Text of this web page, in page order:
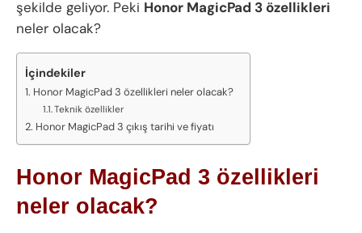
şekilde geliyor. Peki Honor MagicPad 3 özellikleri
neler olacak?
İçindekiler
Honor MagicPad 3 özellikleri neler olacak?
Teknik özellikler
Honor MagicPad 3 çıkış tarihi ve fiyatı
Honor MagicPad 3 özellikleri
neler olacak?